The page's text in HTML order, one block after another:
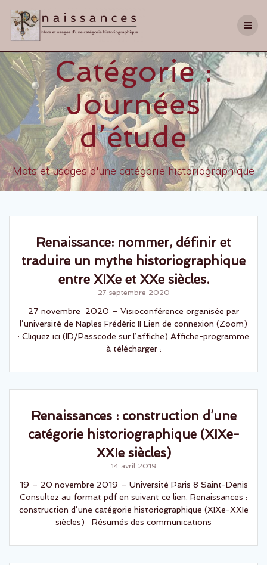
Catégorie :
Journées
d’étude
Mots et usages d'une catégorie historiographique
Renaissance: nommer, définir et
traduire un mythe historiographique
entre XIXe et XXe siècles.
27 septembre 2020
27 novembre 2020 – Visioconférence organisée par
l’université de Naples Frédéric II Lien de connexion (Zoom)
: Cliquez ici (ID/Passcode sur l’affiche) Affiche-programme
à télécharger :
Renaissances : construction d’une
catégorie historiographique (XIXe-
XXIe siècles)
14 avril 2019
19 – 20 novembre 2019 – Université Paris 8 Saint-Denis
Consultez au format pdf en suivant ce lien. Renaissances :
construction d’une catégorie historiographique (XIXe-XXIe
siècles) Résumés des communications